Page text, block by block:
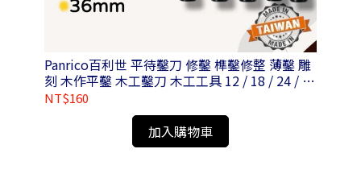
Panrico百利世 平待鑿刀 修鑿 榫鑿修整 薄鑿 雕
刻 木作平鑿 木工鑿刀 木工工具 12 / 18 / 24 / 30
/ 36mm
NT$160
加入購物車